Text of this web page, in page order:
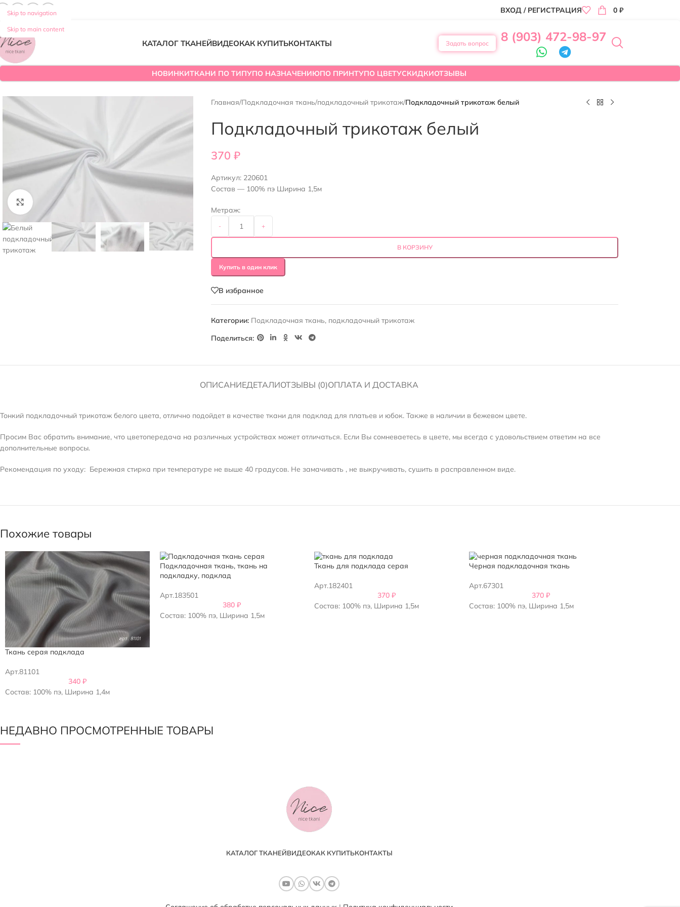
Skip to navigation
Skip to main content
ВХОД / РЕГИСТРАЦИЯ 0 ₽
КАТАЛОГ ТКАНЕЙВИДЕОКАК КУПИТЬКОНТАКТЫ Задать вопрос 8 (903) 472-98-97
НОВИНКИТКАНИ ПО ТИПУПО НАЗНАЧЕНИЮПО ПРИНТУПО ЦВЕТУСКИДКИОТЗЫВЫ
Нажмите, чтобы увеличить
Главная/Подкладочная ткань/подкладочный трикотаж/Подкладочный трикотаж белый
Подкладочный трикотаж белый
370₽
Артикул: 220601
Состав — 100% пэ Ширина 1,5м
Метраж:
- +
В КОРЗИНУ
Купить в один клик
В избранное
Категории: Подкладочная ткань, подкладочный трикотаж
Поделиться:
ОПИСАНИЕДЕТАЛИОТЗЫВЫ (0)ОПЛАТА И ДОСТАВКА
Тонкий подкладочный трикотаж белого цвета, отлично подойдет в качестве ткани для подклад для платьев и юбок. Также в наличии в бежевом цвете.
Просим Вас обратить внимание, что цветопередача на различных устройствах может отличаться. Если Вы сомневаетесь в цвете, мы всегда с удовольствием ответим на все
дополнительные вопросы.
Рекомендация по уходу: Бережная стирка при температуре не выше 40 градусов. Не замачивать , не выкручивать, сушить в расправленном виде.
Похожие товары
Ткань серая подклада
Арт.81101
340 ₽
Состав: 100% пэ, Ширина 1,4м
Подкладочная ткань, ткань на
подкладку, подклад
Арт.183501
380₽
Состав: 100% пэ, Ширина 1,5м
Ткань для подклада серая
Арт.182401
370 ₽
Состав: 100% пэ, Ширина 1,5м
Черная подкладочная ткань
Арт.67301
370₽
Состав: 100% пэ, Ширина 1,5м
НЕДАВНО ПРОСМОТРЕННЫЕ ТОВАРЫ
КАТАЛОГ ТКАНЕЙВИДЕОКАК КУПИТЬКОНТАКТЫ